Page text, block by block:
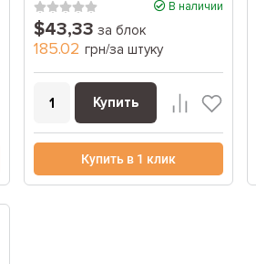
В наличии
$43,33 за блок
185.02 грн/за штуку
Купить
Купить в 1 клик